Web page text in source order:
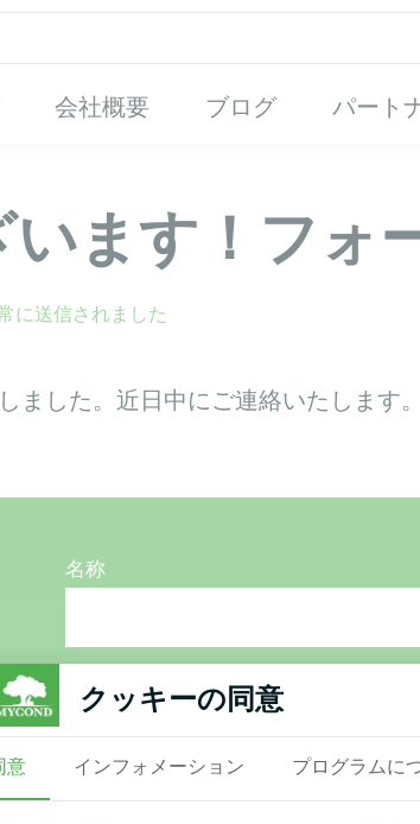
会社概要 ブログ パート
ます！フォ
に送信されました
ました。近日中にご連絡いたします
名称
クッキーの同意
意 インフォメーション プログラムに